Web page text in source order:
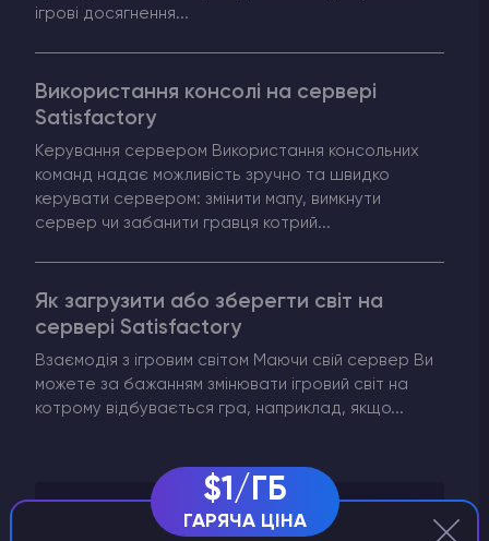
ігрові досягнення...
Використання консолі на сервері
Satisfactory
Керування сервером Використання консольних
команд надає можливість зручно та швидко
керувати сервером: змінити мапу, вимкнути
сервер чи забанити гравця котрий...
Як загрузити або зберегти світ на
сервері Satisfactory
Взаємодія з ігровим світом Маючи свій сервер Ви
можете за бажанням змінювати ігровий світ на
котрому відбувається гра, наприклад, якщо...
Knowledge Base Categories
$1/ГБ
ГАРЯЧА ЦІНА